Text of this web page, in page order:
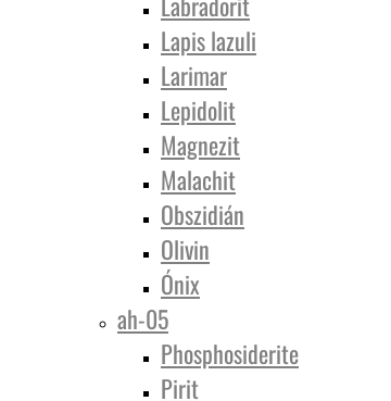
Lapis lazuli
Larimar
Lepidolit
Magnezit
Malachit
Obszidián
Olivin
Ónix
ah-05
Phosphosiderite
Pirit